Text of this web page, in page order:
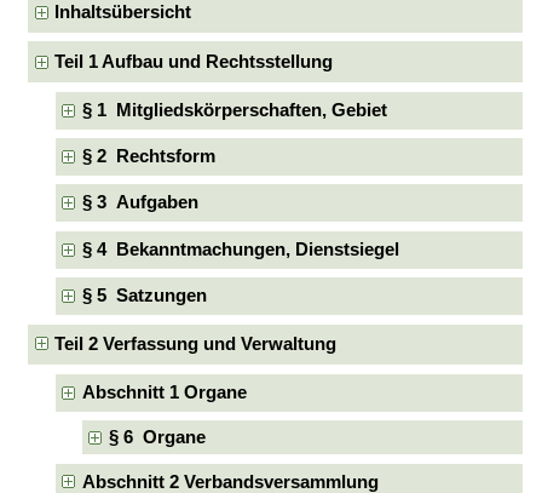
Inhaltsübersicht
Teil 1 Aufbau und Rechtsstellung
§ 1 Mitgliedskörperschaften, Gebiet
§ 2 Rechtsform
§ 3 Aufgaben
§ 4 Bekanntmachungen, Dienstsiegel
§ 5 Satzungen
Teil 2 Verfassung und Verwaltung
Abschnitt 1 Organe
§ 6 Organe
Abschnitt 2 Verbandsversammlung